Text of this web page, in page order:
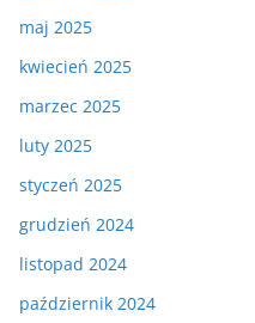
maj 2025
kwiecień 2025
marzec 2025
luty 2025
styczeń 2025
grudzień 2024
listopad 2024
październik 2024